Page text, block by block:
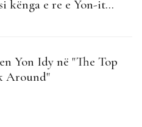
kënga e re e Yon-it...
Yon Idy në "The Top
Around"